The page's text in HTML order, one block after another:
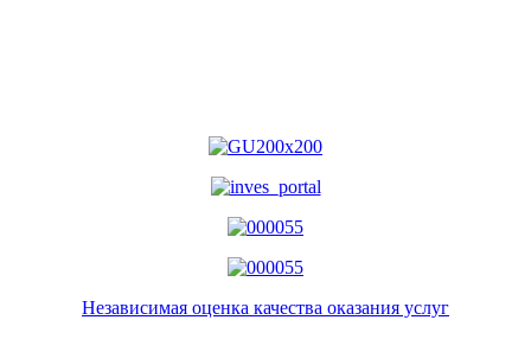
Независимая оценка качества оказания услуг